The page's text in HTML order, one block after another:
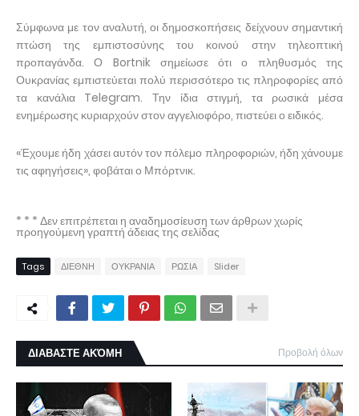
Σύμφωνα με τον αναλυτή, οι δημοσκοπήσεις δείχνουν σημαντική
πτώση της εμπιστοσύνης του κοινού στην τηλεοπτική
προπαγάνδα. Ο Bortnik σημείωσε ότι ο πληθυσμός της
Ουκρανίας εμπιστεύεται πολύ περισσότερο τις πληροφορίες από
τα κανάλια Telegram. Την ίδια στιγμή, τα ρωσικά μέσα
ενημέρωσης κυριαρχούν στον αγγελιοφόρο, πιστεύει ο ειδικός.
«Έχουμε ήδη χάσει αυτόν τον πόλεμο πληροφοριών, ήδη χάνουμε
τις αφηγήσεις», φοβάται ο Μπόρτνικ.
* * * Δεν επιτρέπεται η αναδημοσίευση των άρθρων χωρίς
προηγούμενη γραπτή άδειας της σελίδας
Tags ΔΙΕΘΝΗ ΟΥΚΡΑΝΙΑ ΡΩΣΙΑ Slider
ΔΙΑΒΑΣΤΕ ΑΚΌΜΗ Προβολή όλων